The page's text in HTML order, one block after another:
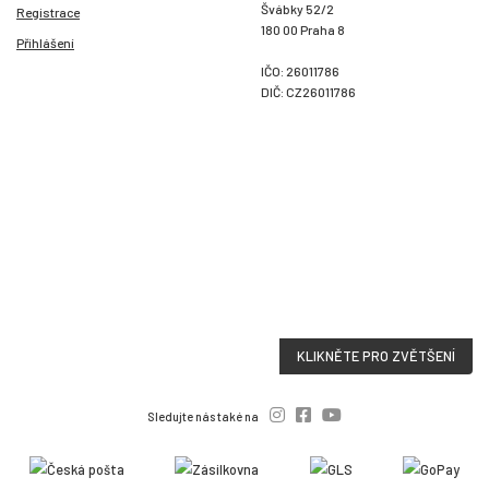
Registrace
Přihlášení
Švábky 52/2
180 00 Praha 8
IČO: 26011786
DIČ: CZ26011786
KLIKNĚTE PRO ZVĚTŠENÍ
Sledujte nás také na